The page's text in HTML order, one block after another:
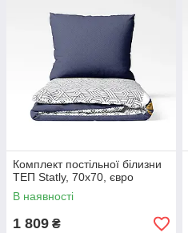
Комплект постільної білизни
ТЕП Statly, 70x70, євро
В наявності
1 809 ₴